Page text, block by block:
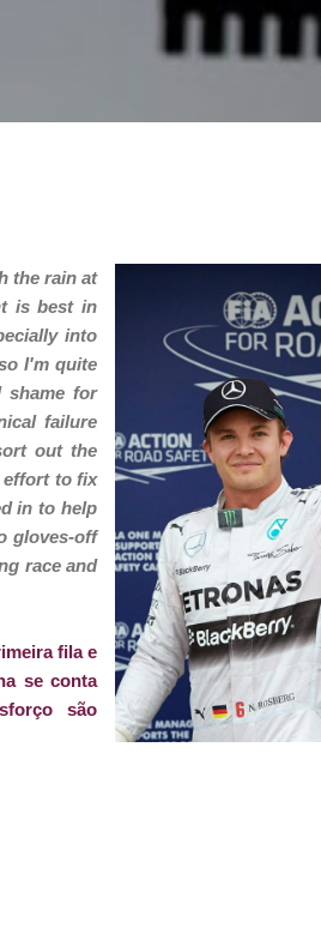
the rain at
is best in
into
I'm quite
shame for
failure
out the
effort to fix
in to help
gloves-off
race and
fila e
se conta
são